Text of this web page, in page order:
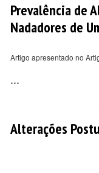
Prevalência de
Nadadores de
Artigo apresentado no
...
Alterações